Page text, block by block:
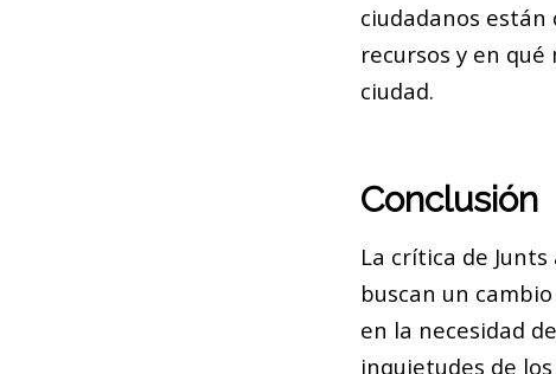
ciudadanos están
recursos y en
ciudad.
Conclusión
La crítica de
buscan un
en la necesidad
inquietudes de